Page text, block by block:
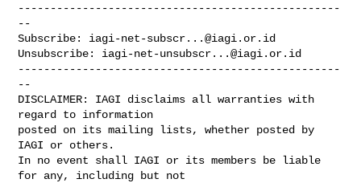
--------------------------------------------------
--
Subscribe: iagi-net-subscr...@iagi.or.id
Unsubscribe: iagi-net-unsubscr...@iagi.or.id
--------------------------------------------------
--
DISCLAIMER: IAGI disclaims all warranties with
regard to information
posted on its mailing lists, whether posted by
IAGI or others.
In no event shall IAGI or its members be liable
for any, including but not